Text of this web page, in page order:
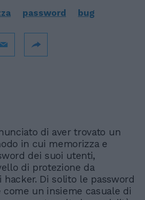
password bug
di aver trovato un
in cui memorizza e
dei suoi utenti,
di protezione da
hacker. Di solito le password
come un insieme casuale di